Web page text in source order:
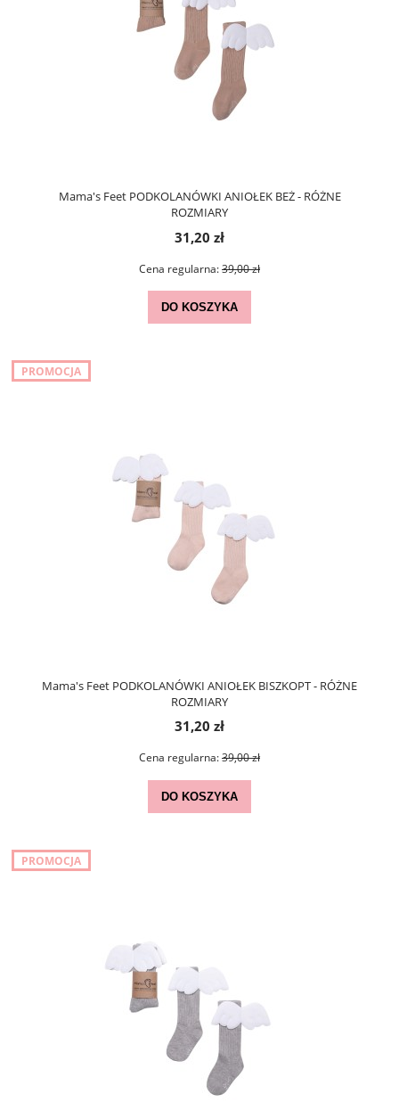
Mama's Feet PODKOLANÓWKI ANIOŁEK BEŻ - RÓŻNE
ROZMIARY
31,20 zł
Cena regularna:39,00 zł
DO KOSZYKA
Mama's Feet PODKOLANÓWKI ANIOŁEK BISZKOPT - RÓŻNE
ROZMIARY
31,20 zł
Cena regularna:39,00 zł
DO KOSZYKA
PROMOCJA
PROMOCJA